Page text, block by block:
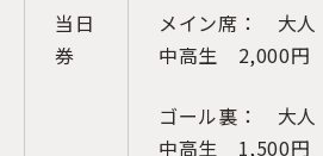
当日
券
メイン席： 大
中高生 2,000円
ゴール裏： 大
中高生 1,500円